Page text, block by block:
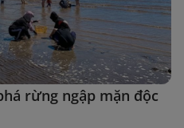
rừng ngập mặn độc